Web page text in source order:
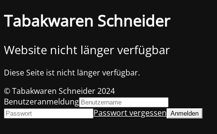
Tabakwaren Schneider
Website nicht länger verfügbar
Diese Seite ist nicht länger verfügbar.
© Tabakwaren Schneider 2024
Benutzeranmeldung
Passwort vergessen